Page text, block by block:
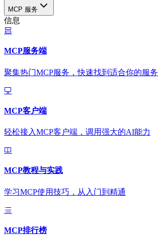
MCP 服务
信息
MCP服务端
聚集热门MCP服务，快速找到适合你的服务
MCP客户端
轻松接入MCP客户端，调用强大的AI能力
MCP教程与实践
学习MCP使用技巧，从入门到精通
MCP排行榜